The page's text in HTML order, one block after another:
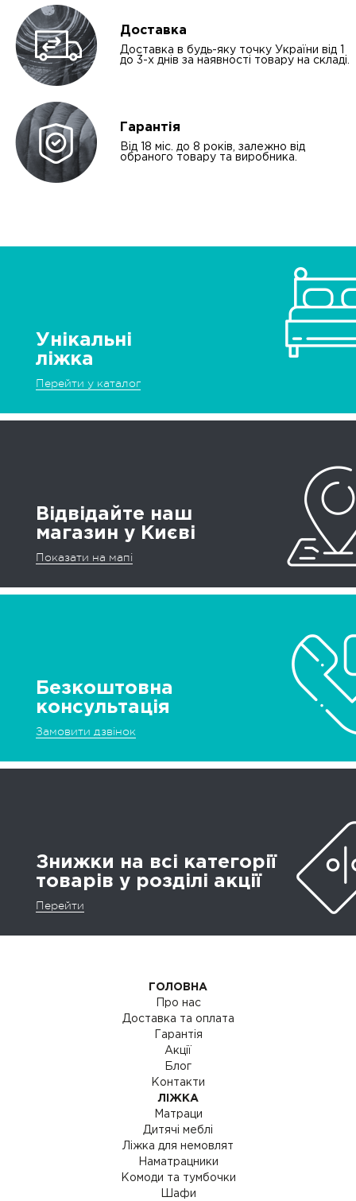
Доставка
Доставка в будь-яку точку України від 1
до 3-х днів за наявності товару на складі.
Гарантія
Від 18 міс. до 8 років, залежно від
обраного товару та виробника.
Унікальні
ліжка
Перейти у каталог
Відвідайте наш
магазин у Києві
Показати на мапі
Безкоштовна
консультація
Замовити дзвінок
Знижки на всі категорії
товарів у розділі акції
Перейти
ГОЛОВНА
Про нас
Доставка та оплата
Гарантія
Акції
Блог
Контакти
ЛІЖКА
Матраци
Дитячі меблі
Ліжка для немовлят
Наматрацники
Комоди та тумбочки
Шафи